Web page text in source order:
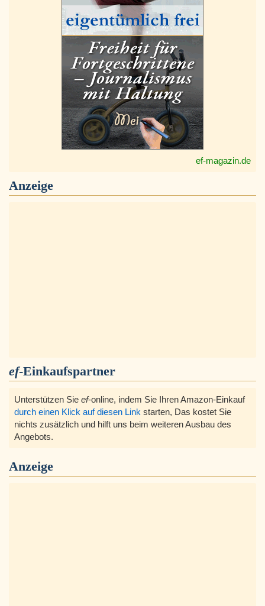
ef-magazin.de
Anzeige
ef-Einkaufspartner
Unterstützen Sie ef-online, indem Sie Ihren Amazon-Einkauf
durch einen Klick auf diesen Link starten, Das kostet Sie
nichts zusätzlich und hilft uns beim weiteren Ausbau des
Angebots.
Anzeige